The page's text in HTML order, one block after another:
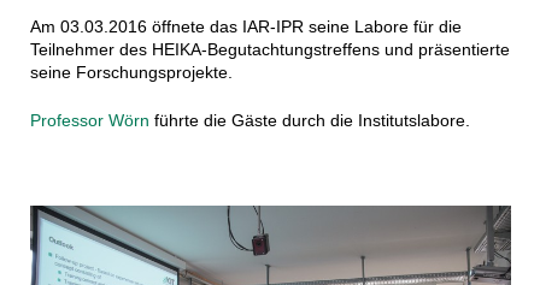
Am 03.03.2016 öffnete das IAR-IPR seine Labore für die
Teilnehmer des HEIKA-Begutachtungstreffens und präsentierte
seine Forschungsprojekte.
Professor Wörn führte die Gäste durch die Institutslabore.